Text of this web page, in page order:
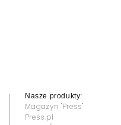
Nasze produkty:
Magazyn "Press"
Press.pl